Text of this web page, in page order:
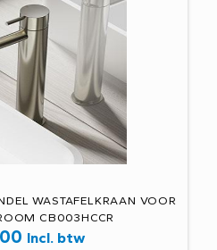
WASTAFELKRAAN VOOR
CB003HCCR
Incl. btw